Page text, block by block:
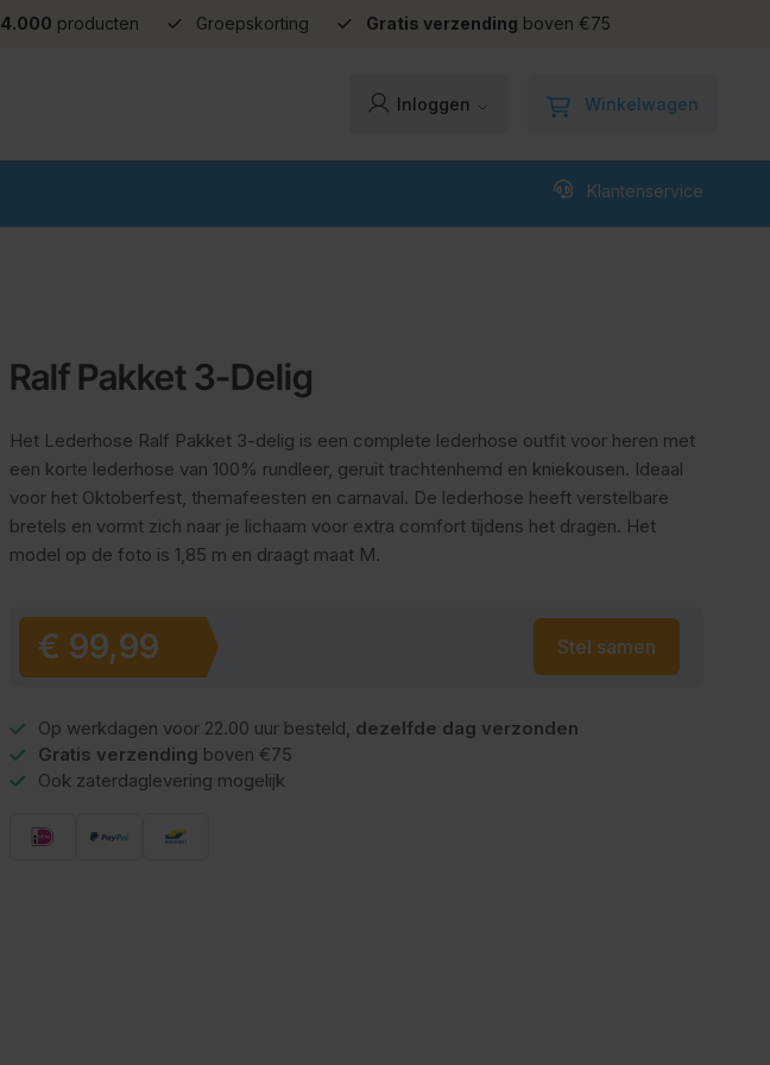
4.000 producten Groepskorting Gratis verzending boven €75
Inloggen Winkelwagen
Klantenservice
Ralf Pakket 3-Delig
Het Lederhose Ralf Pakket 3-delig is een complete lederhose outfit voor heren met
een korte lederhose van 100% rundleer, geruit trachtenhemd en kniekousen. Ideaal
voor het Oktoberfest, themafeesten en carnaval. De lederhose heeft verstelbare
bretels en vormt zich naar je lichaam voor extra comfort tijdens het dragen. Het
model op de foto is 1,85 m en draagt maat M.
Vanaf
€ 99,99 Stel samen
Op werkdagen voor 22.00 uur besteld, dezelfde dag verzonden
Gratis verzending boven €75
Ook zaterdaglevering mogelijk